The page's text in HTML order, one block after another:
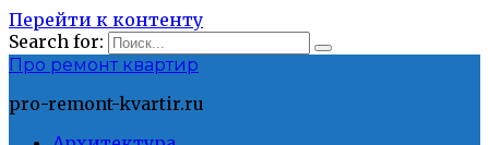
Перейти к контенту
Search for:
Про ремонт квартир
pro-remont-kvartir.ru